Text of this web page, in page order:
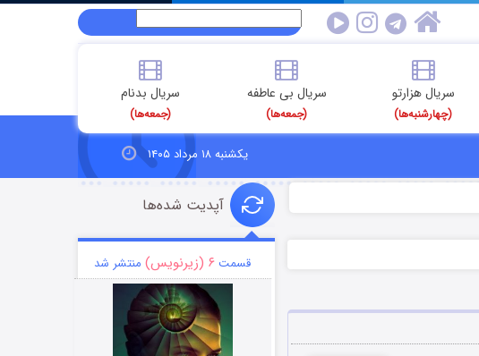
سریال هزارتو
(چهارشنبه‌ها)
سریال بی عاطفه
(جمعه‌ها)
سریال بدنام
(جمعه‌ها)
یکشنبه ۱۸ مرداد ۱۴۰۵
آپدیت شده‌ها
قسمت ۶ (زیرنویس) منتشر شد